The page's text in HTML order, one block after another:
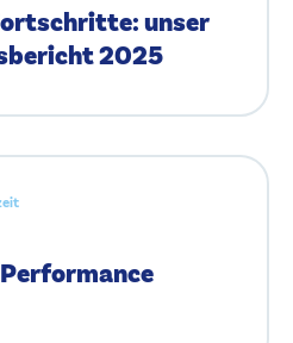
unser
2025